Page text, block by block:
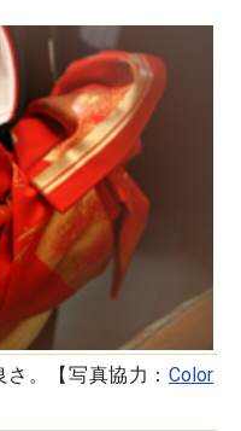
。【写真協力： Color